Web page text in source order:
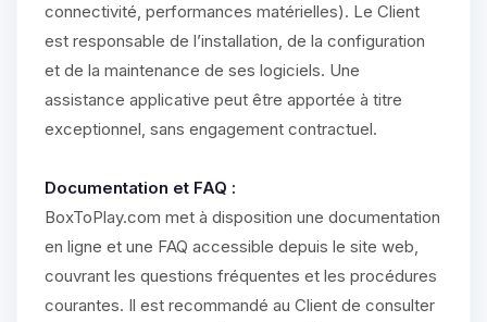
connectivité, performances matérielles). Le Client
est responsable de l’installation, de la configuration
et de la maintenance de ses logiciels. Une
assistance applicative peut être apportée à titre
exceptionnel, sans engagement contractuel.
Documentation et FAQ :
BoxToPlay.com met à disposition une documentation
en ligne et une FAQ accessible depuis le site web,
couvrant les questions fréquentes et les procédures
courantes. Il est recommandé au Client de consulter